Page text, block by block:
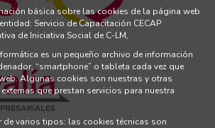
básica sobre las cookies de la página web
Servicio de Capacitación CECAP
de Iniciativa Social de C-LM,
es un pequeño archivo de información
“smartphone” o tableta cada vez que
Algunas cookies son nuestras y otras
que prestan servicios para nuestra
de varios tipos: las cookies técnicas son